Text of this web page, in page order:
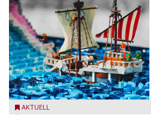
Laboon aus ONE PIECE als LEGO-
AKTUELL